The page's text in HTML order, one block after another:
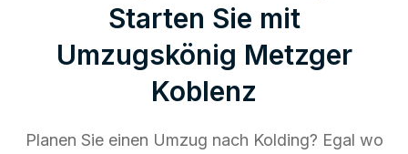
Starten Sie mit
Umzugskönig Metzger
Koblenz
Planen Sie einen Umzug nach Kolding? Egal wo